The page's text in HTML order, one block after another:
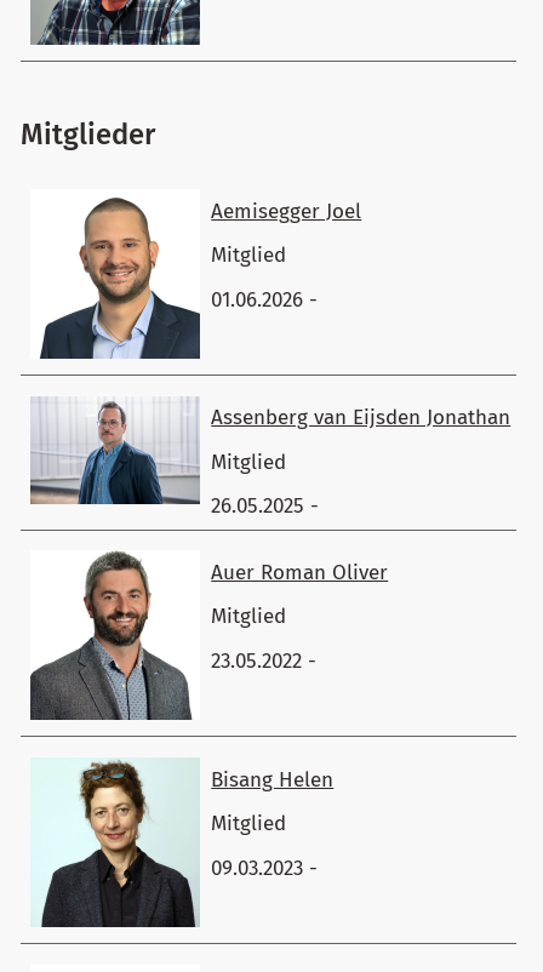
Mitglieder
Aemisegger ​Joel
Mitglied
01.06.2026 -
Assenberg van Eijsden ​Jonathan
Mitglied
26.05.2025 -
Auer ​Roman Oliver
Mitglied
23.05.2022 -
Bisang ​Helen
Mitglied
09.03.2023 -